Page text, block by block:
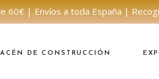
60€ | Envíos a toda España |
DE CONSTRUCCIÓN